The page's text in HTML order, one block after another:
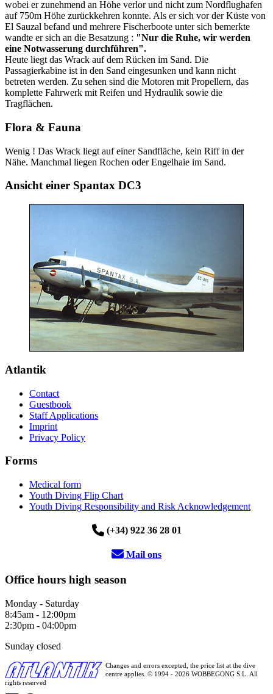
wobei er zunehmend an Höhe verlor und nicht zum Nordflughafen
auf 750m Höhe zurückkehren konnte. Als er sich vor der Küste von
El Sauzal befand und mehrere Fischerboote unter sich bemerkte
wandte er sich an die Besatzung : "Nur die Ruhe, wir werden
eine Notwasserung durchführen".
Heute liegt das Wrack auf dem Rücken im Sand. Die
Passagierkabine ist in den Sand eingesunken und kann nicht
betreten werden. Zu sehen sind die Motoren mit Propellern, das
komplette Fahrwerk mit Reifen und Hydraulik sowie die
Tragflächen.
Flora & Fauna
Wenig ! Das Wrack liegt auf einer Sandfläche, kein Riff in der
Nähe. Manchmal liegen Rochen oder Engelhaie im Sand.
Ansicht einer Spantax DC3
Atlantik
Contact
Guestbook
Staff Applications
Imprint
Privacy Policy
Forms
Medical form
Youth Diving Flip Chart
Youth Diving Responsibility and Risk Acknowledgement
(+34) 922 36 28 01
Mail ons
Office hours high season
Monday - Saturday
8:45am - 12:00pm
2:30pm - 04:00pm
Sunday closed
Changes and errors excepted, the price list at the dive
centre applies. © 1994 - 2026 WOBBEGONG S.L. All
rights reserved